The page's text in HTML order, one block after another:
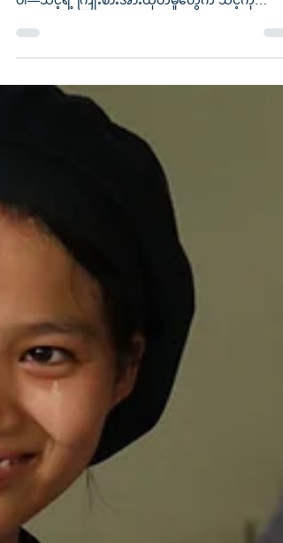
VET Batch - 3 Joined Rays of Youth in 2024 “ခရီး
အောင်မြင်မှုဆီ ပို့ဆောင်ပေးပါလိမ့်မယ်။” ကျွန်တော့်
နာမည်က ဝေပိုင်ဦး ပါ။ကျွန်တော်အရွယ်ရောက်လာတဲ့
အခါမှာ ကျွန်တော်ဟာ အခက်အခဲများစွာနဲ့ ရင်ဆိုင်ခဲ့ရ
ပြီး အိမ်ကနေ ထွက်ခွာကာ အလုပ်ရှာဖို့အတွက် ထိုင်း
နိုင်ငံ ကို ပြောင်းလာခဲ့ရပါတယ်။ မိသားစု အခက်အခဲ
များကြောင့် ကျွန်တော်ဟာ ကိုယ့်ကိုယ်ကိုယ်နဲ့ ချစ်ခင်
သူတွေကို ထောက်ပံ့နိုင်ဖို့ ရတဲ့အလုပ်ကို ဝင်လုပ် ခဲ့ရပ
တ